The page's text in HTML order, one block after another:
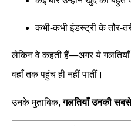
कभी-कभी इंडस्ट्री के तौर-
लेकिन वे कहती हैं—अगर ये गलतियाँ
वहाँ तक पहुंच ही नहीं पातीं।
उनके मुताबिक,गलतियाँ उनकी सबसे